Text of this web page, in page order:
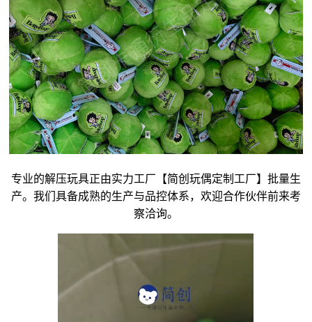
专业的解压玩具正由实力工厂【简创玩偶定制工厂】批量生
产。我们具备成熟的生产与品控体系，欢迎合作伙伴前来考
察洽询。